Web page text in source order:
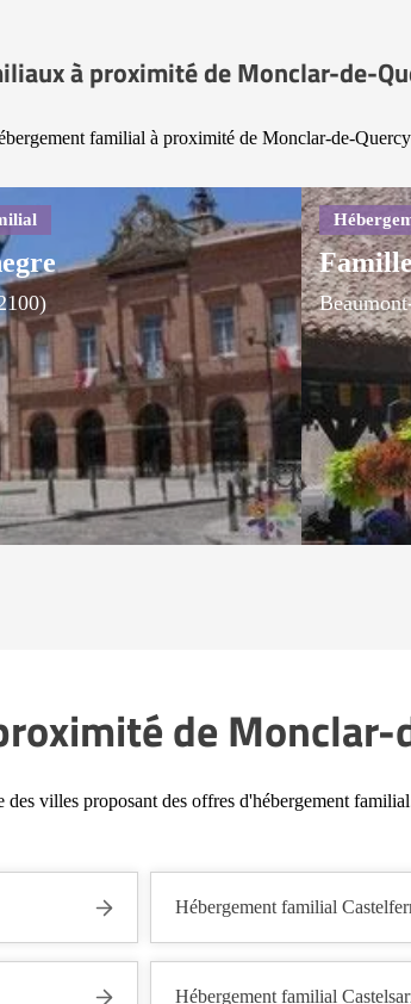
à proximité de Monclar-de-
familial à proximité de Monclar-de-
de
des villes proposant des offres d'hébergement
Hébergement familial
Hébergement familial